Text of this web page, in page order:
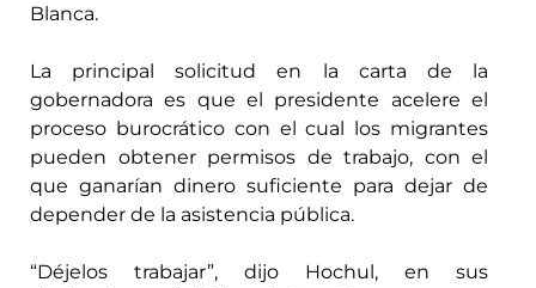
Blanca.
La principal solicitud en la carta de la
gobernadora es que el presidente acelere el
proceso burocrático con el cual los migrantes
pueden obtener permisos de trabajo, con el
que ganarían dinero suficiente para dejar de
depender de la asistencia pública.
“Déjelos trabajar”, dijo Hochul, en sus